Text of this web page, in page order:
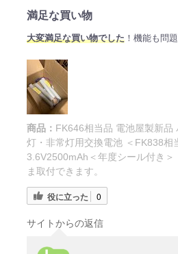
満足な買い物
大変満足な買い物でした！機能も問題
商品： FK646相当品 電池屋製新品
灯・非常灯用交換電池 ＜FK838相
3.6V2500mAh＜年度シール付き＞
ま取付できます。
役に立った 0
サイトからの返信